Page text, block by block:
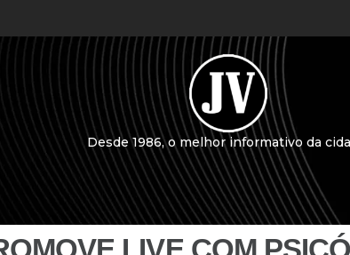
Desde 1986, o melhor informativo da